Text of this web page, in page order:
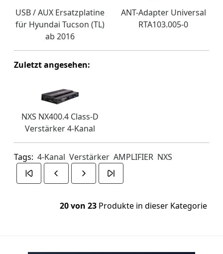
USB / AUX Ersatzplatine
für Hyundai Tucson (TL)
ab 2016
ANT-Adapter Universal
RTA103.005-0
Zuletzt angesehen:
NXS NX400.4 Class-D
Verstärker 4-Kanal
Tags: 4-Kanal Verstärker AMPLIFIER NXS
20 von 23 Produkte in dieser Kategorie